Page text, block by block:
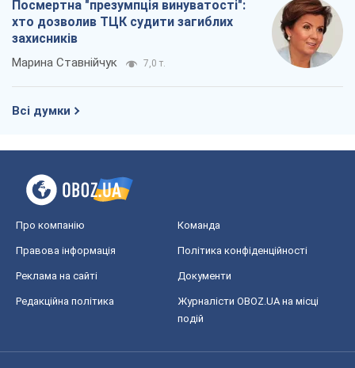
Посмертна "презумпція винуватості":
хто дозволив ТЦК судити загиблих
захисників
Марина Ставнійчук 7,0 т.
Всі думки
Про компанію Команда
Правова інформація Політика конфіденційності
Реклама на сайті Документи
Редакційна політика
Журналісти OBOZ.UA на місці
подій